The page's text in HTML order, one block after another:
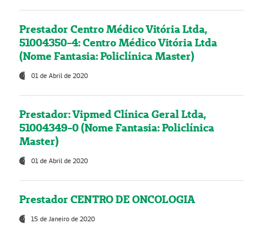
Prestador Centro Médico Vitória Ltda,
51004350-4: Centro Médico Vitória Ltda
(Nome Fantasia: Policlínica Master)
01 de Abril de 2020
Prestador: Vipmed Clínica Geral Ltda,
51004349-0 (Nome Fantasia: Policlínica
Master)
01 de Abril de 2020
Prestador CENTRO DE ONCOLOGIA
15 de Janeiro de 2020